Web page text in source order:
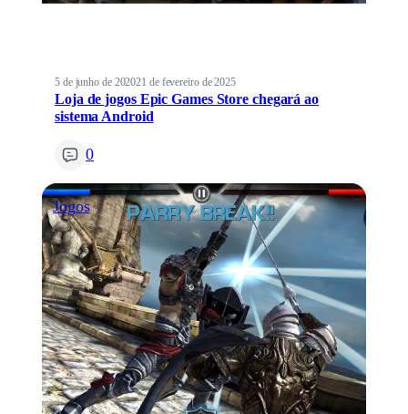
5 de junho de 202021 de fevereiro de 2025
Loja de jogos Epic Games Store chegará ao
sistema Android
0
Jogos